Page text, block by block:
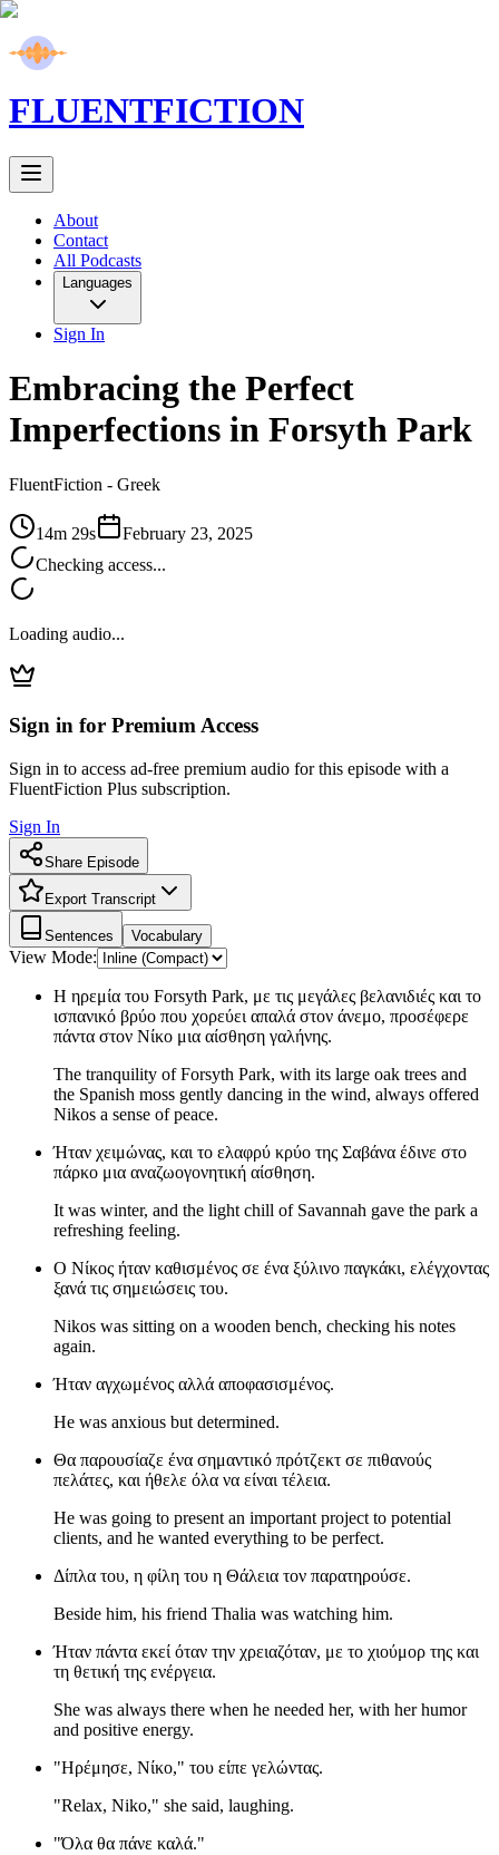
FLUENTFICTION
About
Contact
All Podcasts
Languages
Sign In
Embracing the Perfect
Imperfections in Forsyth Park
FluentFiction - Greek
14m 29s
February 23, 2025
Checking access...
Loading audio...
Sign in for Premium Access
Sign in to access ad-free premium audio for this episode with a
FluentFiction Plus subscription.
Sign In
Share Episode
Export Transcript
Sentences Vocabulary
View Mode:
Η ηρεμία του Forsyth Park, με τις μεγάλες βελανιδιές και το
ισπανικό βρύο που χορεύει απαλά στον άνεμο, προσέφερε
πάντα στον Νίκο μια αίσθηση γαλήνης.
The tranquility of Forsyth Park, with its large oak trees and
the Spanish moss gently dancing in the wind, always offered
Nikos a sense of peace.
Ήταν χειμώνας, και το ελαφρύ κρύο της Σαβάνα έδινε στο
πάρκο μια αναζωογονητική αίσθηση.
It was winter, and the light chill of Savannah gave the park a
refreshing feeling.
Ο Νίκος ήταν καθισμένος σε ένα ξύλινο παγκάκι, ελέγχοντας
ξανά τις σημειώσεις του.
Nikos was sitting on a wooden bench, checking his notes
again.
Ήταν αγχωμένος αλλά αποφασισμένος.
He was anxious but determined.
Θα παρουσίαζε ένα σημαντικό πρότζεκτ σε πιθανούς
πελάτες, και ήθελε όλα να είναι τέλεια.
He was going to present an important project to potential
clients, and he wanted everything to be perfect.
Δίπλα του, η φίλη του η Θάλεια τον παρατηρούσε.
Beside him, his friend Thalia was watching him.
Ήταν πάντα εκεί όταν την χρειαζόταν, με το χιούμορ της και
τη θετική της ενέργεια.
She was always there when he needed her, with her humor
and positive energy.
"Ηρέμησε, Νίκο," του είπε γελώντας.
"Relax, Niko," she said, laughing.
"Όλα θα πάνε καλά."